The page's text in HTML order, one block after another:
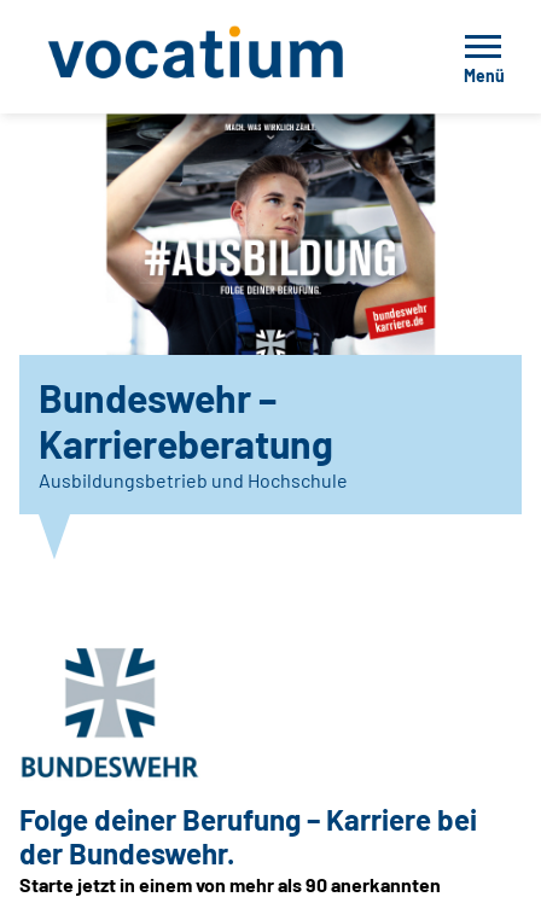
Menü
Bundeswehr –
Karriereberatung
Ausbildungsbetrieb und Hochschule
Folge deiner Berufung – Karriere bei
der Bundeswehr.
Starte jetzt in einem von mehr als 90 anerkannten